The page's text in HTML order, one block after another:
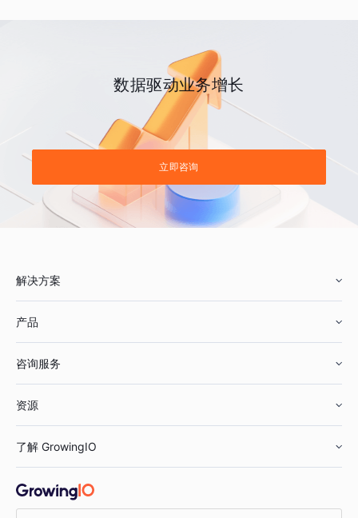
数据驱动业务增长
立即咨询
解决方案
鞋服行业
汽车行业
金融行业
产品
智能运营
获客分析
咨询服务
资源
增长公开课
了解 GrowingIO
关于 GrowingIO